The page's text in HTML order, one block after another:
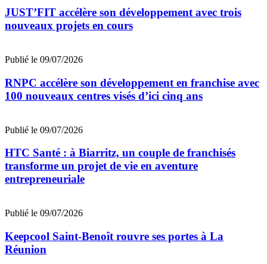
JUST’FIT accélère son développement avec trois
nouveaux projets en cours
Publié le 09/07/2026
RNPC accélère son développement en franchise avec
100 nouveaux centres visés d’ici cinq ans
Publié le 09/07/2026
HTC Santé : à Biarritz, un couple de franchisés
transforme un projet de vie en aventure
entrepreneuriale
Publié le 09/07/2026
Keepcool Saint-Benoît rouvre ses portes à La
Réunion